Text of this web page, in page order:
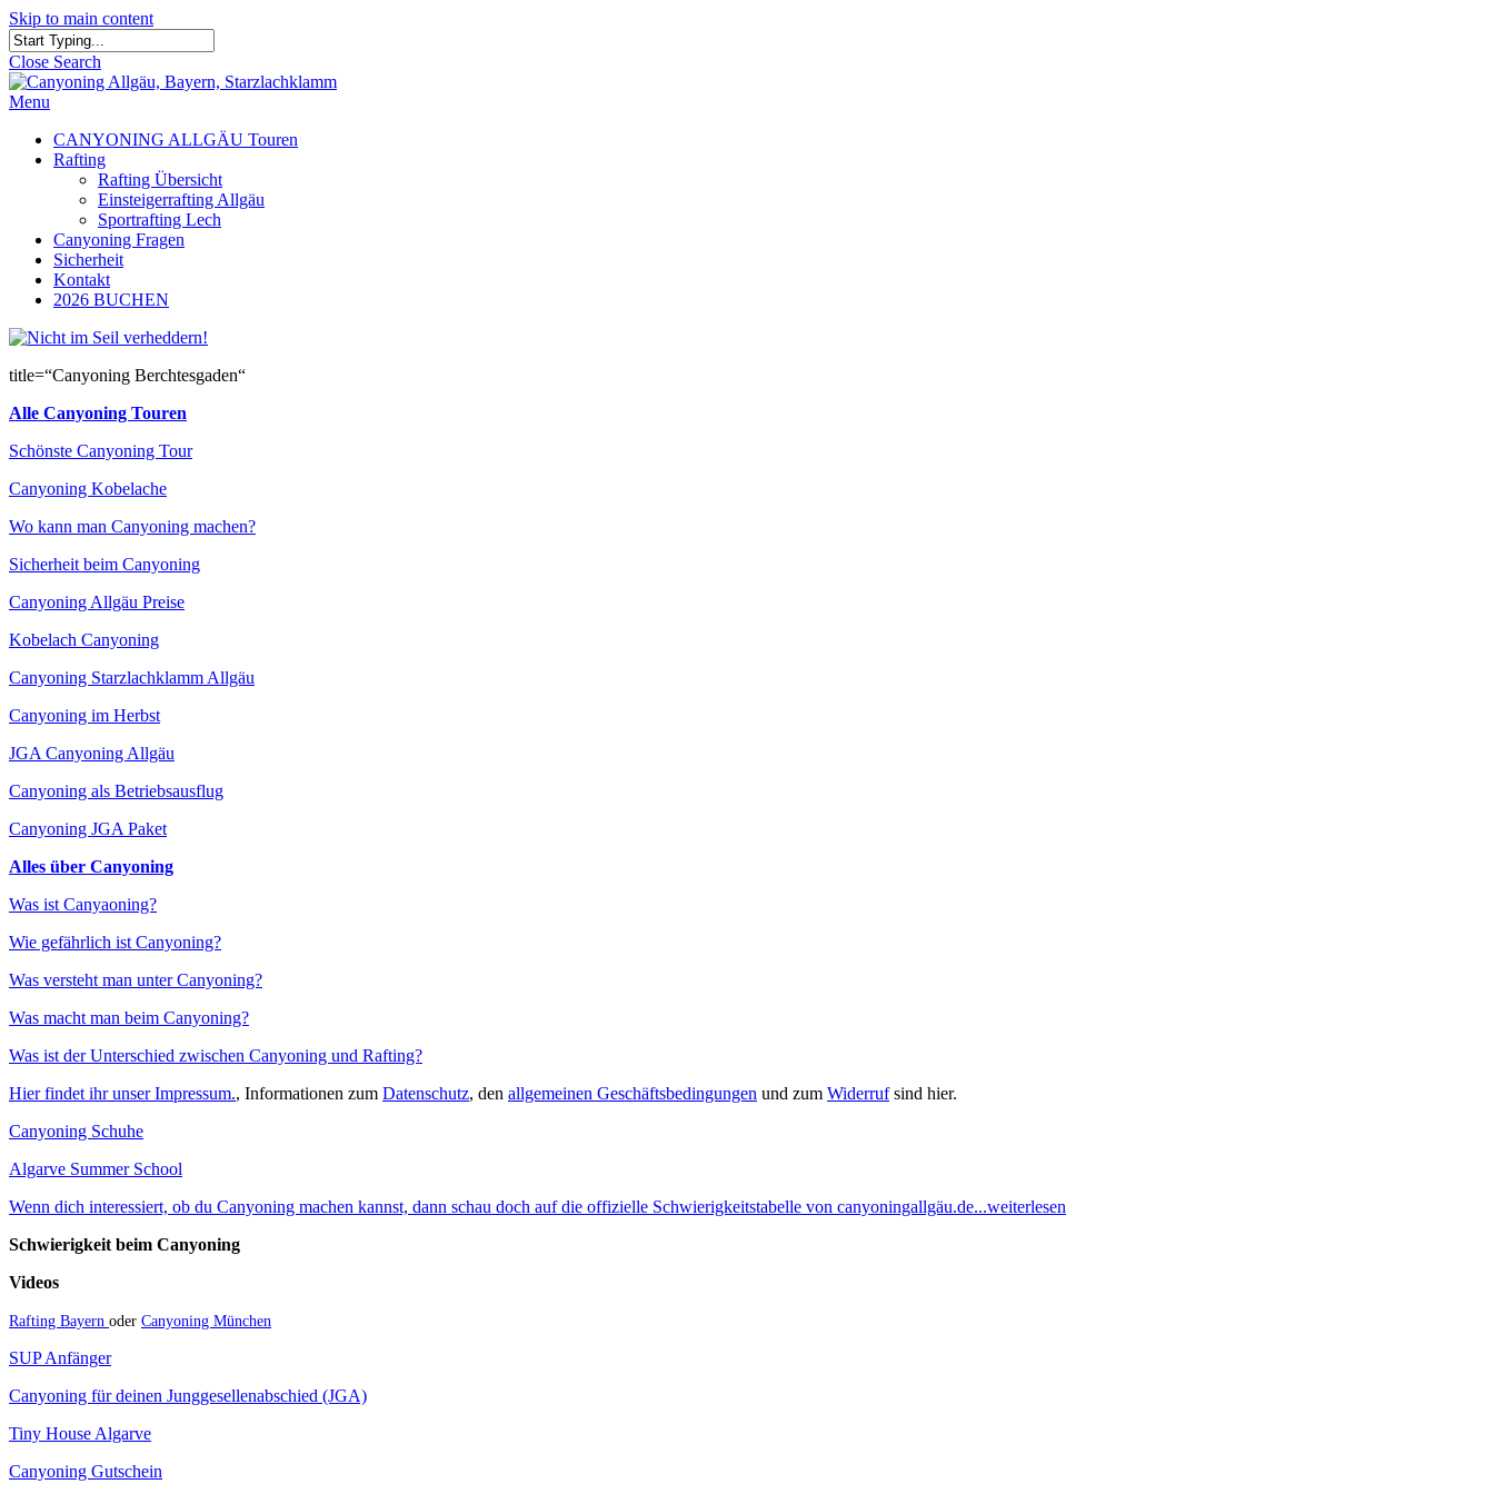
Skip to main content
Close Search
Menu
CANYONING ALLGÄU Touren
Rafting
Rafting Übersicht
Einsteigerrafting Allgäu
Sportrafting Lech
Canyoning Fragen
Sicherheit
Kontakt
2026 BUCHEN
title=“Canyoning Berchtesgaden“
Alle Canyoning Touren
Schönste Canyoning Tour
Canyoning Kobelache
Wo kann man Canyoning machen?
Sicherheit beim Canyoning
Canyoning Allgäu Preise
Kobelach Canyoning
Canyoning Starzlachklamm Allgäu
Canyoning im Herbst
JGA Canyoning Allgäu
Canyoning als Betriebsausflug
Canyoning JGA Paket
Alles über Canyoning
Was ist Canyaoning?
Wie gefährlich ist Canyoning?
Was versteht man unter Canyoning?
Was macht man beim Canyoning?
Was ist der Unterschied zwischen Canyoning und Rafting?
Hier findet ihr unser Impressum., Informationen zum Datenschutz, den allgemeinen Geschäftsbedingungen und zum Widerrufsind hier.
Canyoning Schuhe
Algarve Summer School
Wenn dich interessiert, ob du Canyoning machen kannst, dann schau doch auf die offizielle Schwierigkeitstabelle von canyoningallgäu.de...weiterlesen
Schwierigkeit beim Canyoning
Videos
Rafting Bayern oder Canyoning München
SUP Anfänger
Canyoning für deinen Junggesellenabschied (JGA)
Tiny House Algarve
Canyoning Gutschein